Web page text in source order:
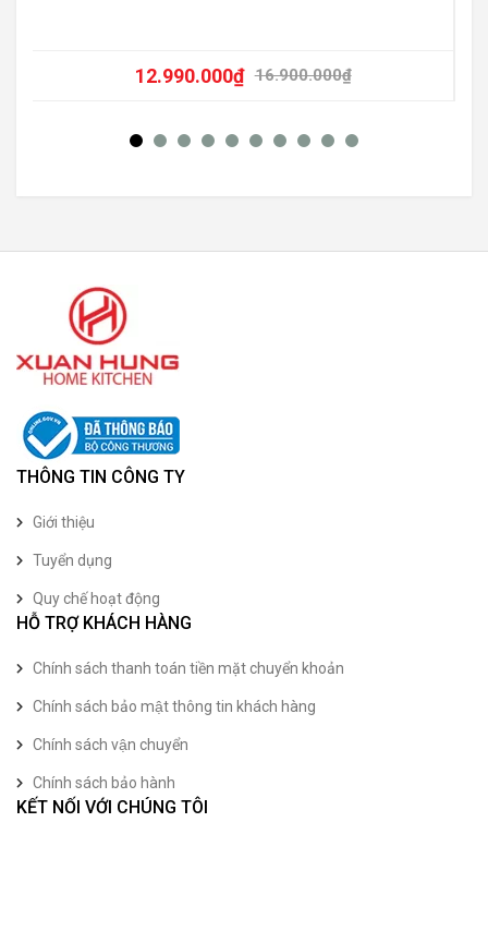
16.900.000₫
12.990.000₫
THÔNG TIN CÔNG TY
Giới thiệu
Tuyển dụng
Quy chế hoạt động
HỖ TRỢ KHÁCH HÀNG
Chính sách thanh toán tiền mặt chuyển khoản
Chính sách bảo mật thông tin khách hàng
Chính sách vận chuyển
Chính sách bảo hành
KẾT NỐI VỚI CHÚNG TÔI